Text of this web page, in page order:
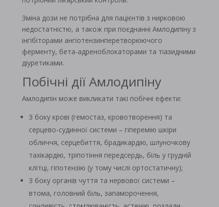
Зміна дози не потрібна для пацієнтів з нирковою
недостатністю, а також при поєднанні Амлодипіну з
інгібіторами ангіотензинперетворюючого
ферменту, бета-адреноблокаторами та тіазидними
діуретиками.
Побічні дії Амлодипіну
Амлодипін може викликати такі побічні ефекти:
З боку крові (гемостаз, кровотворення) та
серцево-судинної системи – гіперемію шкіри
обличчя, серцебиття, брадикардію, шлуночкову
тахікардію, тріпотіння передсердь, біль у грудній
клітці, гіпотензію (у тому числі ортостатичну);
З боку органів чуття та нервової системи –
втома, головний біль, запаморочення,